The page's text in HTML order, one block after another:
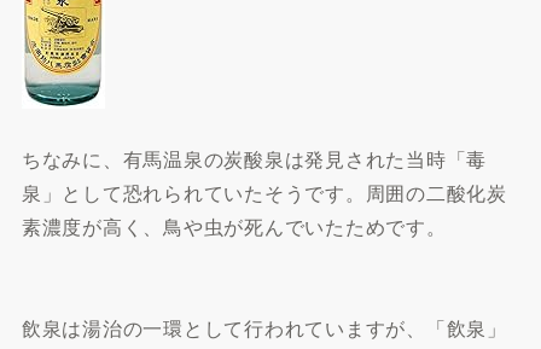
ちなみに、有馬温泉の炭酸泉は発見された当時「毒
泉」として恐れられていたそうです。周囲の二酸化炭
素濃度が高く、鳥や虫が死んでいたためです。
飲泉は湯治の一環として行われていますが、「飲泉」